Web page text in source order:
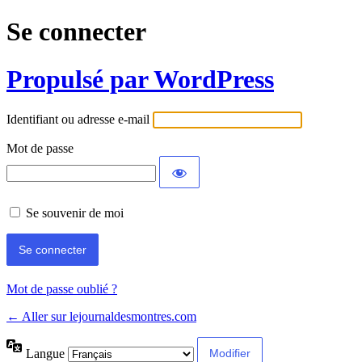
Se connecter
Propulsé par WordPress
Identifiant ou adresse e-mail
Mot de passe
Se souvenir de moi
Mot de passe oublié ?
← Aller sur lejournaldesmontres.com
Langue